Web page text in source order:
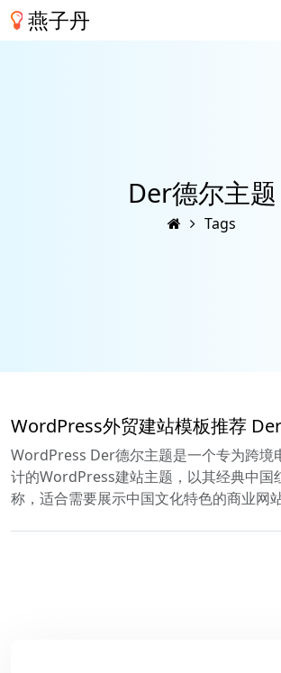
燕子丹
Der德尔主题
Tags
WordPress外贸建站模板推荐
WordPress Der德尔主题是一个专为跨境
计的WordPress建站主题，以其经典中国
称，适合需要展示中国文化特色的商业网站